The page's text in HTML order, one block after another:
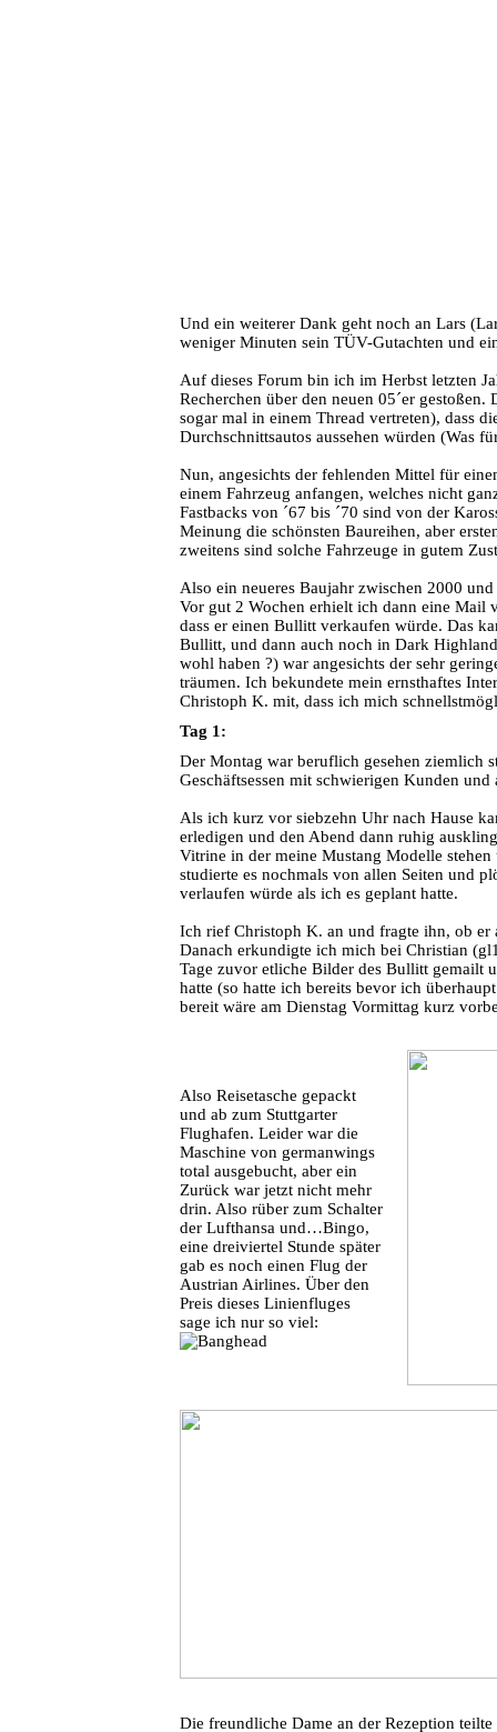
Und ein weiterer Dank geht noch an Lars
weniger Minuten sein TÜV-Gutachten und
Auf dieses Forum bin ich im Herbst letzten
Recherchen über den neuen 05´er
sogar mal in einem Thread vertreten), dass
Durchschnittsautos aussehen würden (Was
Nun, angesichts der fehlenden Mittel für
einem Fahrzeug anfangen, welches nicht
Fastbacks von ´67 bis ´70 sind von der
Meinung die schönsten Baureihen, aber
zweitens sind solche Fahrzeuge in gutem
Also ein neueres Baujahr zwischen 2000
Vor gut 2 Wochen erhielt ich dann eine
dass er einen Bullitt verkaufen würde. Das
Bullitt, und dann auch noch in Dark
wohl haben ?) war angesichts der sehr
träumen. Ich bekundete mein ernsthaftes
Christoph K. mit, dass ich mich
Tag 1:
Der Montag war beruflich gesehen ziemlich
Geschäftsessen mit schwierigen Kunden
Als ich kurz vor siebzehn Uhr nach Hause
erledigen und den Abend dann ruhig
Vitrine in der meine Mustang Modelle
studierte es nochmals von allen Seiten und
verlaufen würde als ich es geplant hatte.
Ich rief Christoph K. an und fragte ihn, ob er
Danach erkundigte ich mich bei Christian
Tage zuvor etliche Bilder des Bullitt gemailt
hatte (so hatte ich bereits bevor ich
bereit wäre am Dienstag Vormittag kurz
Also Reisetasche gepackt
und ab zum Stuttgarter
Flughafen. Leider war die
Maschine von germanwings
total ausgebucht, aber ein
Zurück war jetzt nicht mehr
drin. Also rüber zum Schalter
der Lufthansa und…Bingo,
eine dreiviertel Stunde später
gab es noch einen Flug der
Austrian Airlines. Über den
Preis dieses Linienfluges
sage ich nur so viel:
Die freundliche Dame an der Rezeption